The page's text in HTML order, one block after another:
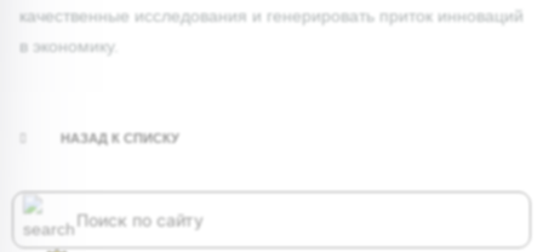
качественные исследования и генерировать приток инноваций
в экономику.
НАЗАД К СПИСКУ